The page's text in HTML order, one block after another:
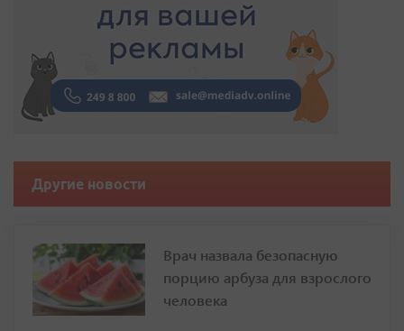
Другие новости
Врач назвала безопасную
порцию арбуза для взрослого
человека